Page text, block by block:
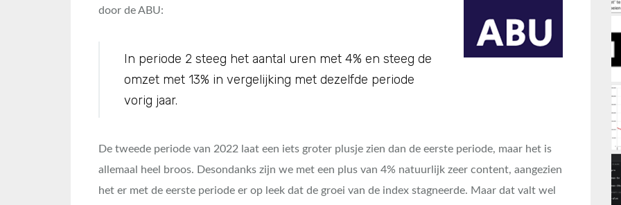
door de ABU:
In periode 2 steeg het aantal uren met 4% en steeg de
omzet met 13% in vergelijking met dezelfde periode
vorig jaar.
De tweede periode van 2022 laat een iets groter plusje zien dan de eerste periode, maar het is
allemaal heel broos. Desondanks zijn we met een plus van 4% natuurlijk zeer content, aangezien
het er met de eerste periode er op leek dat de groei van de index stagneerde. Maar dat valt wel